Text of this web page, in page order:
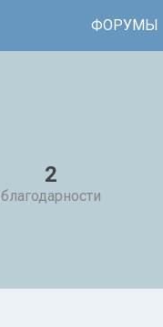
ФОРУМЫ
2
благодарности